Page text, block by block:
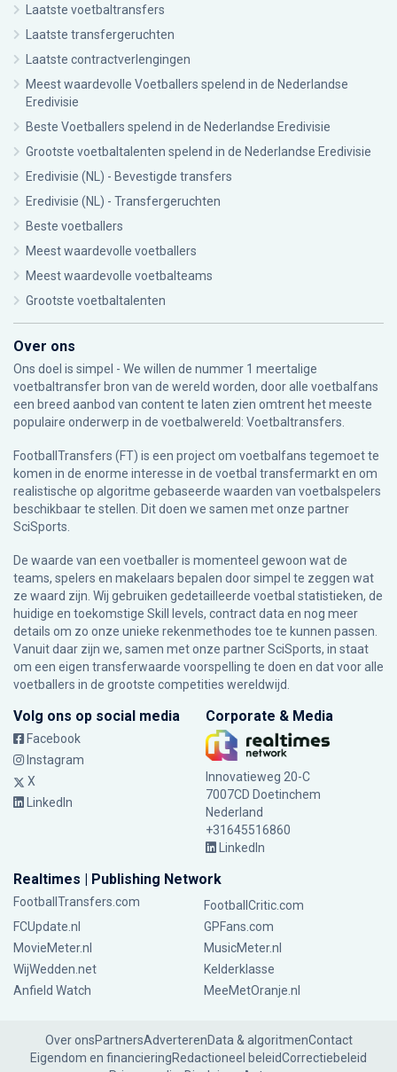
Laatste voetbaltransfers
Laatste transfergeruchten
Laatste contractverlengingen
Meest waardevolle Voetballers spelend in de Nederlandse
Eredivisie
Beste Voetballers spelend in de Nederlandse Eredivisie
Grootste voetbaltalenten spelend in de Nederlandse Eredivisie
Eredivisie (NL) - Bevestigde transfers
Eredivisie (NL) - Transfergeruchten
Beste voetballers
Meest waardevolle voetballers
Meest waardevolle voetbalteams
Grootste voetbaltalenten
Over ons
Ons doel is simpel - We willen de nummer 1 meertalige
voetbaltransfer bron van de wereld worden, door alle voetbalfans
een breed aanbod van content te laten zien omtrent het meeste
populaire onderwerp in de voetbalwereld: Voetbaltransfers.
FootballTransfers (FT) is een project om voetbalfans tegemoet te
komen in de enorme interesse in de voetbal transfermarkt en om
realistische op algoritme gebaseerde waarden van voetbalspelers
beschikbaar te stellen. Dit doen we samen met onze partner
SciSports
De waarde van een voetballer is momenteel gewoon wat de
teams, spelers en makelaars bepalen door simpel te zeggen wat
ze waard zijn. Wij gebruiken gedetailleerde voetbal statistieken, de
huidige en toekomstige Skill levels, contract data en nog meer
details om zo onze unieke rekenmethodes toe te kunnen passen.
Vanuit daar zijn we, samen met onze partner SciSports, in staat
om een eigen transferwaarde voorspelling te doen en dat voor alle
voetballers in de grootste competities wereldwijd.
Volg ons op social media
Facebook
Instagram
X
LinkedIn
Corporate & Media
Innovatieweg 20-C
7007CD Doetinchem
Nederland
+31645516860
LinkedIn
Realtimes | Publishing Network
FootballTransfers.com
FootballCritic.com
FCUpdate.nl
GPFans.com
MovieMeter.nl
MusicMeter.nl
WijWedden.net
Kelderklasse
Anfield Watch
MeeMetOranje.nl
Over onsPartnersAdverterenData & algoritmenContact
Eigendom en financieringRedactioneel beleidCorrectiebeleid